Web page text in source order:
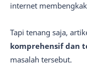
internet
Tapi tenang saja,
komprehensif dan
masalah tersebut.